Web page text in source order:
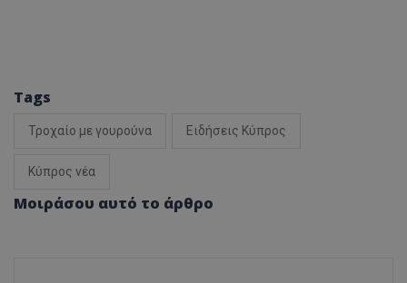
Tags
Τροχαίο με γουρούνα Ειδήσεις Κύπρος
Κύπρος νέα
Μοιράσου αυτό το άρθρο